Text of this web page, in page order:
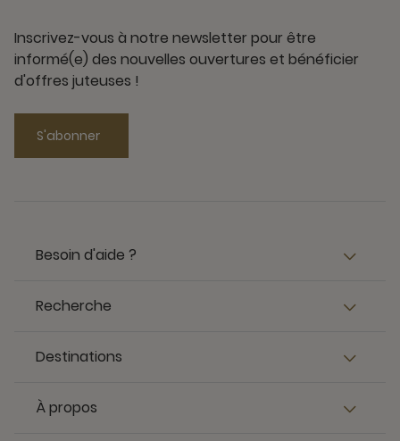
Inscrivez-vous à notre newsletter pour être
informé(e) des nouvelles ouvertures et bénéficier
d'offres juteuses !
S'abonner
Besoin d'aide ?
Recherche
Destinations
À propos